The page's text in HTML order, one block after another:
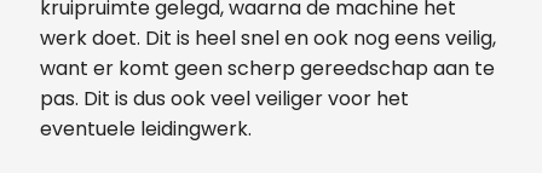
kruipruimte gelegd, waarna de machine het
werk doet. Dit is heel snel en ook nog eens veilig,
want er komt geen scherp gereedschap aan te
pas. Dit is dus ook veel veiliger voor het
eventuele leidingwerk.